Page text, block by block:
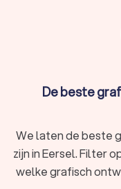
gevonden. De
gemiddelde Trustoo
designer je ook kiest,
voor het opmaken van
aan te vragen bij
De beste
We laten de beste
zijn in Eersel. Filter
welke grafisch